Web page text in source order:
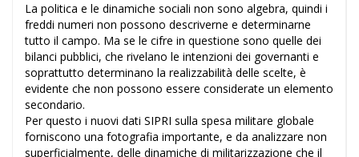
La politica e le dinamiche sociali non sono algebra, quindi i
freddi numeri non possono descriverne e determinarne
tutto il campo. Ma se le cifre in questione sono quelle dei
bilanci pubblici, che rivelano le intenzioni dei governanti e
soprattutto determinano la realizzabilità delle scelte, è
evidente che non possono essere considerate un elemento
secondario.
Per questo i nuovi dati SIPRI sulla spesa militare globale
forniscono una fotografia importante, e da analizzare non
superficialmente, delle dinamiche di militarizzazione che il